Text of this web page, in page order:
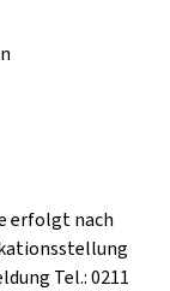
erfolgt nach
Tel.:0211